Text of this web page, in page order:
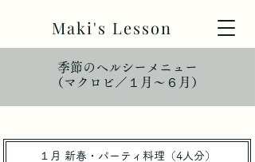
Maki's Lesson
季節のヘルシーメニュー
（マクロビ／１月〜６月）
１月 新春・パーティ料理（4人分）